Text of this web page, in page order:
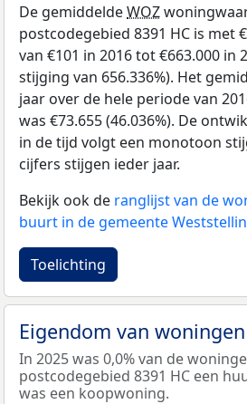
De gemiddeldeWOZ
postcodegebied 8391 HC is met
van €101 in 2016 tot €663.000 in
stijging van 656.336%). Het
jaar over de hele periode van
was €73.655 (46.036%). De
in de tijd volgt een monotoon
cijfers stijgen ieder jaar.
Bekijk ook de ranglijst van de
buurt in de gemeente
Toelichting
Eigendom van woningen
In 2025 was 0,0% van de
postcodegebied 8391 HC een
was een koopwoning.